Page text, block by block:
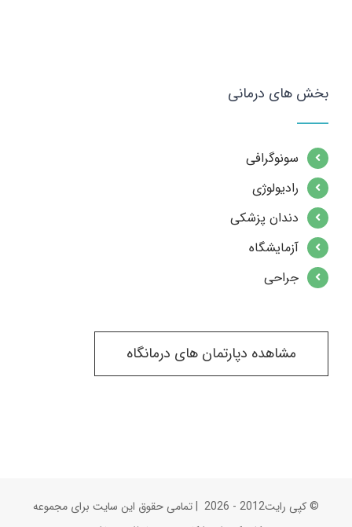
بخش های درمانی
سونوگرافی
رادیولوژی
دندان پزشکی
آزمایشگاه
جراحی
مشاهده دپارتمان های درمانگاه
© کپی رایت2012 -
2026 | تمامی حقوق این سایت برای مجموعه